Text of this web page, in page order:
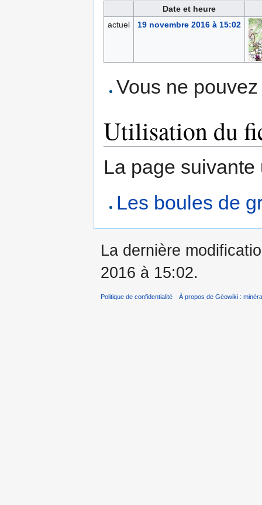
Date et heure
actuel
19 novembre 2016 à 15:02
Vous ne
Utilisation du
La page
Les boules de
La dernière
2016 à 15:02.
Politique de confidentialité À propos de Géowiki :